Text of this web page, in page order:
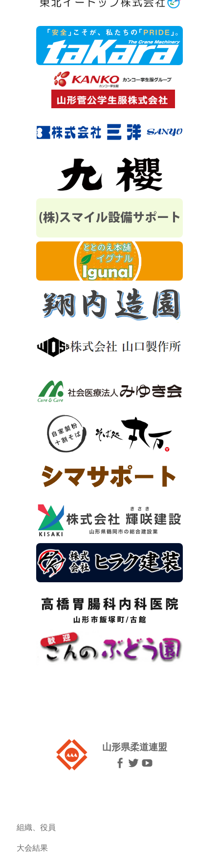
山形県柔道連盟
組織、役員
大会結果